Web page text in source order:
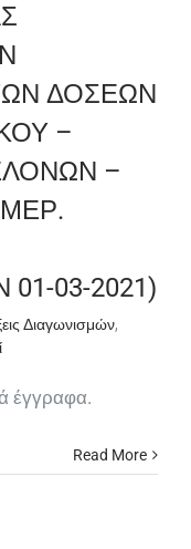
ΔΟΣΕΩΝ
–
–
03-2021)
Διαγωνισμών,
έγγραφα.
Read More